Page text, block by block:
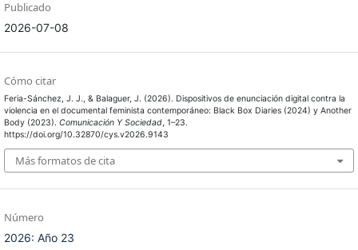
Publicado
2026-07-08
Cómo citar
Feria-Sánchez, J. J., & Balaguer, J. (2026). Dispositivos de enunciación digital contra la
violencia en el documental feminista contemporáneo: Black Box Diaries (2024) y Another
Body (2023). Comunicación Y Sociedad, 1–23.
https://doi.org/10.32870/cys.v2026.9143
Más formatos de cita
Número
2026: Año 23